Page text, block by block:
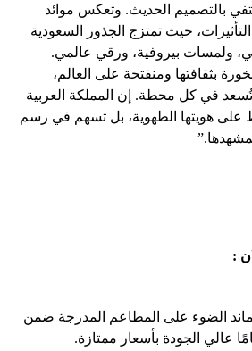
بالتصميم الحديث. وتعكس موائد
حيث تمتزج الجذور السعودية
ولمسات بيروفية، ورقي عالمي.
بثقافتها ومنفتحة على العالم،
في كل محطة. إن المملكة العربية
على هويتها الطهوية، بل تسهم في رسم
:
الضوء على المطاعم المدرجة ضمن
عالي الجودة بأسعار ممتازة.